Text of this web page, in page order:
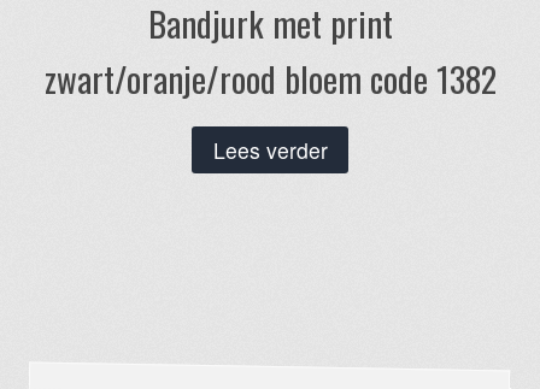
Bandjurk met print
zwart/oranje/rood bloem code 1382
Lees verder